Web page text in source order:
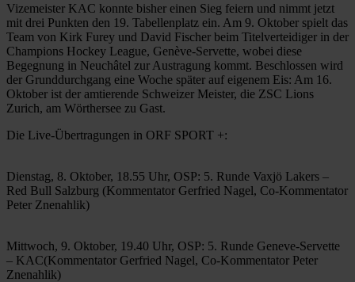
Vizemeister KAC konnte bisher einen Sieg feiern und nimmt jetzt
mit drei Punkten den 19. Tabellenplatz ein. Am 9. Oktober spielt das
Team von Kirk Furey und David Fischer beim Titelverteidiger in der
Champions Hockey League, Genève-Servette, wobei diese
Begegnung in Neuchâtel zur Austragung kommt. Beschlossen wird
der Grunddurchgang eine Woche später auf eigenem Eis: Am 16.
Oktober ist der amtierende Schweizer Meister, die ZSC Lions
Zurich, am Wörthersee zu Gast.
Die Live-Übertragungen in ORF SPORT +:
Dienstag, 8. Oktober, 18.55 Uhr, OSP: 5. Runde Vaxjö Lakers –
Red Bull Salzburg (Kommentator Gerfried Nagel, Co-Kommentator
Peter Znenahlik)
Mittwoch, 9. Oktober, 19.40 Uhr, OSP: 5. Runde Geneve-Servette
– KAC(Kommentator Gerfried Nagel, Co-Kommentator Peter
Znenahlik)